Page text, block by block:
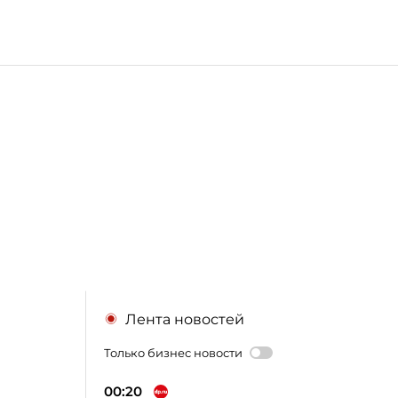
Лента новостей
Только бизнес новости
00:20